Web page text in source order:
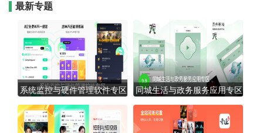
最新专题
系统监控与硬件管理软件专区 同城生活与政务服务应用专区